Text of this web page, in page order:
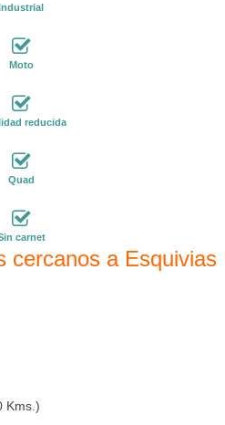
Moto
reducida
Quad
carnet
cercanos a Esquivias
Kms.)